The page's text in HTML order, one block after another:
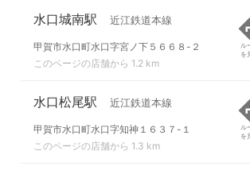
水口城南駅 近江鉄道本線
甲賀市水口町水口字宮ノ下５６６８-２
このページの店舗から 1.2 km
ル
を
水口松尾駅 近江鉄道本線
甲賀市水口町水口字知神１６３７-１
このページの店舗から 1.3 km
ル
を